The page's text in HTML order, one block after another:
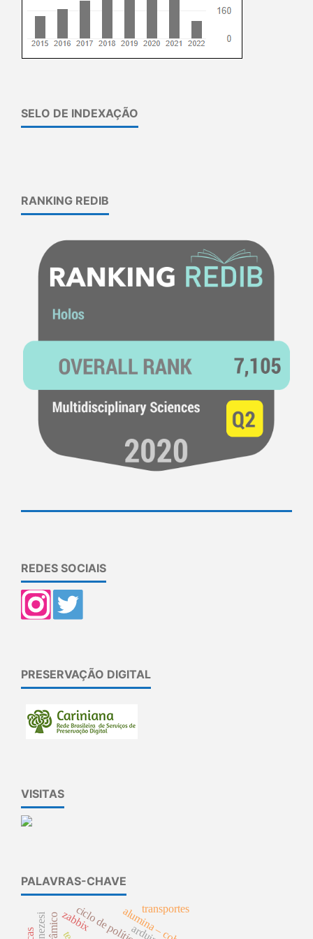
SELO DE INDEXAÇÃO
RANKING REDIB
REDES SOCIAIS
PRESERVAÇÃO DIGITAL
VISITAS
PALAVRAS-CHAVE
zabbix
ciclo de políticastransportes